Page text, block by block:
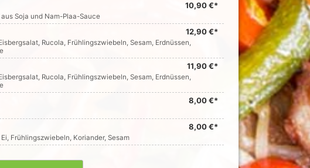
10,90 €*
Soja und Nam-Plaa-Sauce
12,90 €*
Rucola, Frühlingszwiebeln, Sesam, Erdnüssen,
11,90 €*
Rucola, Frühlingszwiebeln, Sesam, Erdnüssen,
8,00 €*
8,00 €*
Frühlingszwiebeln, Koriander, Sesam